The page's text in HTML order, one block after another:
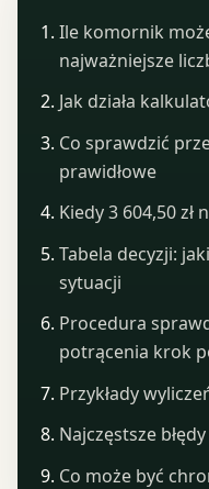
Ile komornik
najważniejsze
Jak działa
Co sprawdzić
prawidłowe
Kiedy 3 604,50 zł
Tabela decyzji:
sytuacji
Procedura
potrącenia krok
Przykłady
Najczęstsze
Co może być